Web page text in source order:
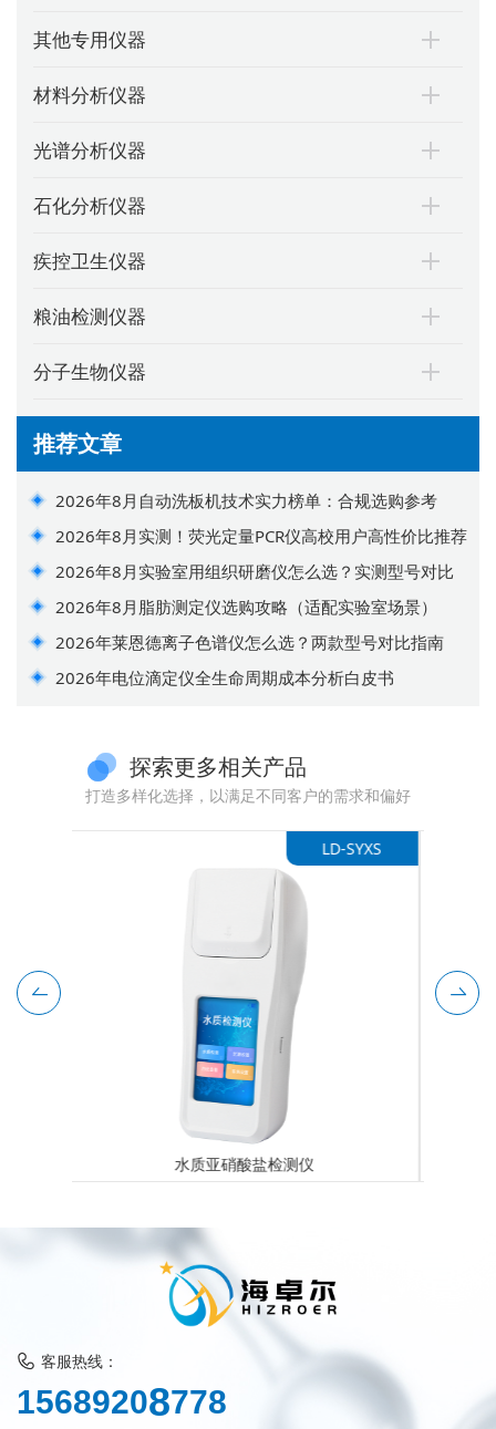
其他专用仪器
材料分析仪器
光谱分析仪器
石化分析仪器
疾控卫生仪器
粮油检测仪器
分子生物仪器
推荐文章
2026年8月自动洗板机技术实力榜单：合规选购参考
2026年8月实测！荧光定量PCR仪高校用户高性价比推荐
2026年8月实验室用组织研磨仪怎么选？实测型号对比
2026年8月脂肪测定仪选购攻略（适配实验室场景）
2026年莱恩德离子色谱仪怎么选？两款型号对比指南
2026年电位滴定仪全生命周期成本分析白皮书
探索更多相关产品
打造多样化选择，以满足不同客户的需求和偏好
多普勒流速仪
LD-D350
客服热线：
15689208778